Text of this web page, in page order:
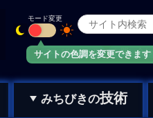
サイトの色調を変更できます
モード変更
お問い合
みちびきメール
みちびきの技術